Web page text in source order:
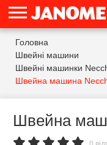
Головна
Швейні машини
Швейні машинки
Швейна машина
Швейна